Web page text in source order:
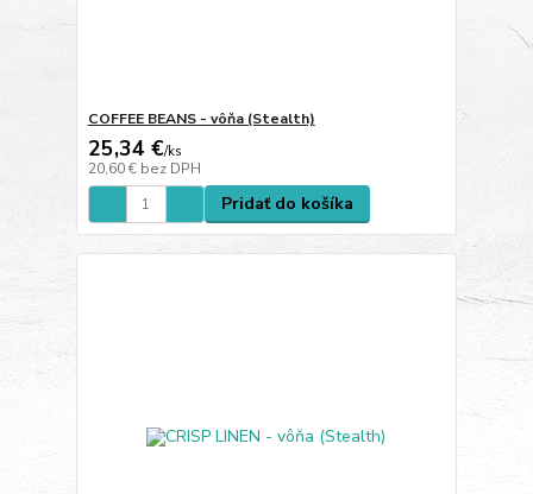
COFFEE BEANS - vôňa (Stealth)
25,34 €/ks
20,60 € bez DPH
Pridať do košíka